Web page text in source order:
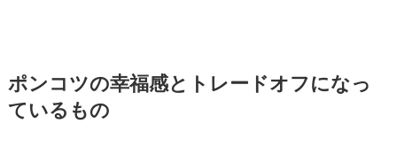
ポンコツの幸福感とトレードオフになっ
ているもの